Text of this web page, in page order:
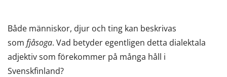
Både människor, djur och ting kan beskrivas
som fjåsoga. Vad betyder egentligen detta dialektala
adjektiv som förekommer på många håll i
Svenskfinland?